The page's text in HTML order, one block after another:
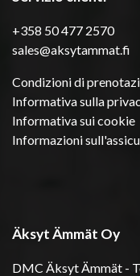
+358 50 477 2570
sales@aksytammat.fi
Condizioni di
Informativa sulla
Informativa sui cookie
Informazioni
Äksyt Ämmät Oy
DMC Äksyt Ämmät -